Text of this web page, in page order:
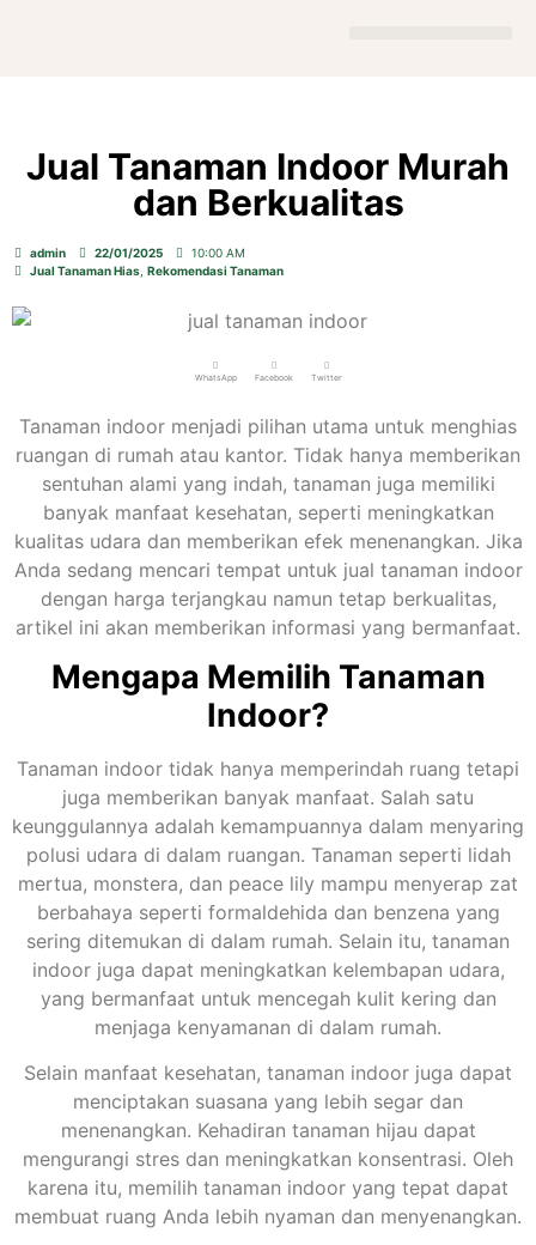
Jual Tanaman Indoor Murah
dan Berkualitas
admin 22/01/2025
10:00 AM
Jual Tanaman Hias Rekomendasi Tanaman
WhatsApp Facebook Twitter
Tanaman indoor menjadi pilihan utama untuk menghias
ruangan di rumah atau kantor. Tidak hanya memberikan
sentuhan alami yang indah, tanaman juga memiliki
banyak manfaat kesehatan, seperti meningkatkan
kualitas udara dan memberikan efek menenangkan. Jika
Anda sedang mencari tempat untuk jual tanaman indoor
dengan harga terjangkau namun tetap berkualitas,
artikel ini akan memberikan informasi yang bermanfaat.
Mengapa Memilih Tanaman
Indoor?
Tanaman indoor tidak hanya memperindah ruang tetapi
juga memberikan banyak manfaat. Salah satu
keunggulannya adalah kemampuannya dalam menyaring
polusi udara di dalam ruangan. Tanaman seperti lidah
mertua, monstera, dan peace lily mampu menyerap zat
berbahaya seperti formaldehida dan benzena yang
sering ditemukan di dalam rumah. Selain itu, tanaman
indoor juga dapat meningkatkan kelembapan udara,
yang bermanfaat untuk mencegah kulit kering dan
menjaga kenyamanan di dalam rumah.
Selain manfaat kesehatan, tanaman indoor juga dapat
menciptakan suasana yang lebih segar dan
menenangkan. Kehadiran tanaman hijau dapat
mengurangi stres dan meningkatkan konsentrasi. Oleh
karena itu, memilih tanaman indoor yang tepat dapat
membuat ruang Anda lebih nyaman dan menyenangkan.